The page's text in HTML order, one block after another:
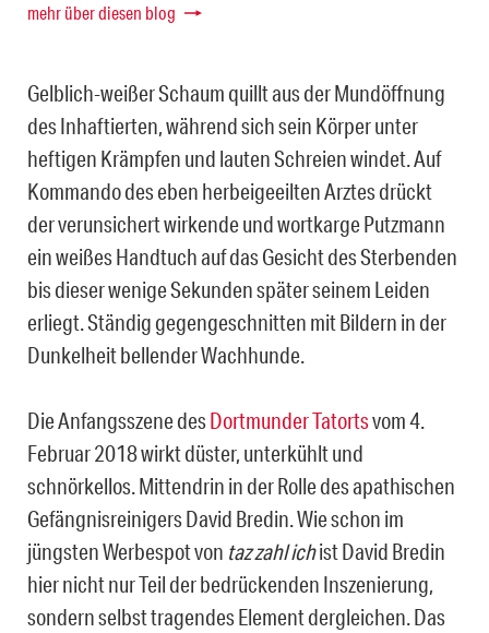
mehr über diesen blog
Gelblich-weißer Schaum quillt aus der Mundöffnung
des Inhaftierten, während sich sein Körper unter
heftigen Krämpfen und lauten Schreien windet. Auf
Kommando des eben herbeigeeilten Arztes drückt
der verunsichert wirkende und wortkarge Putzmann
ein weißes Handtuch auf das Gesicht des Sterbenden
bis dieser wenige Sekunden später seinem Leiden
erliegt. Ständig gegengeschnitten mit Bildern in der
Dunkelheit bellender Wachhunde.
Die Anfangsszene desDortmunder Tatortsvom 4.
Februar 2018 wirkt düster, unterkühlt und
schnörkellos. Mittendrin in der Rolle des apathischen
Gefängnisreinigers David Bredin. Wie schon im
jüngsten Werbespot von taz zahl ichist David Bredin
hier nicht nur Teil der bedrückenden Inszenierung,
sondern selbst tragendes Element dergleichen. Das